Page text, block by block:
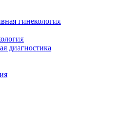
гинекология
диагностика